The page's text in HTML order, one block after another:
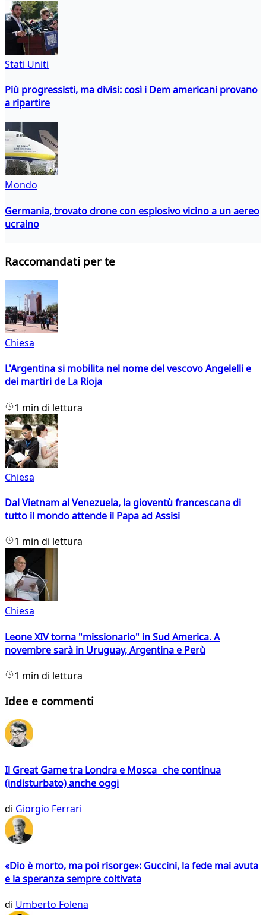
Stati Uniti
Più progressisti, ma divisi: così i Dem americani provano
a ripartire
Mondo
Germania, trovato drone con esplosivo vicino a un aereo
ucraino
Raccomandati per te
Chiesa
L'Argentina si mobilita nel nome del vescovo Angelelli e
dei martiri de La Rioja
1 min di lettura
Chiesa
Dal Vietnam al Venezuela, la gioventù francescana di
tutto il mondo attende il Papa ad Assisi
1 min di lettura
Chiesa
Leone XIV torna "missionario" in Sud America. A
novembre sarà in Uruguay, Argentina e Perù
1 min di lettura
Idee e commenti
Il Great Game tra Londra e Mosca che continua
(indisturbato) anche oggi
di Giorgio Ferrari
«Dio è morto, ma poi risorge»: Guccini, la fede mai avuta
e la speranza sempre coltivata
di Umberto Folena